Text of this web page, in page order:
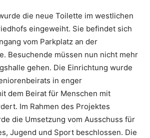
die neue Toilette im westlichen
eingeweiht. Sie befindet sich
vom Parkplatz an der
Besuchende müssen nun nicht mehr
gehen. Die Einrichtung wurde
in enger
dem Beirat für Menschen mit
Im Rahmen des Projektes
die Umsetzung vom Ausschuss für
Jugend und Sport beschlossen. Die